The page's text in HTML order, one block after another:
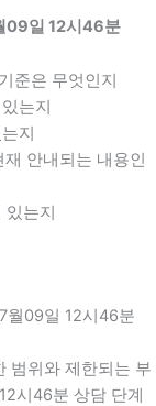
09일 12시46분
준은 무엇인지
는지
지
안내되는 내용인
있는지
월09일 12시46분
범위와 제한되는 부
시46분 상담 단계